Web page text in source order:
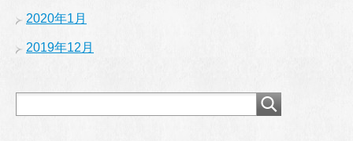
2020年1月
2019年12月